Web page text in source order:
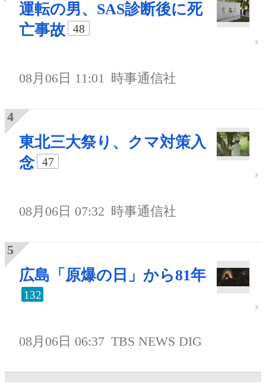
運転の男、SAS診断後に死
亡事故
48
08月06日 11:01 時事通信社
東北三大祭り、クマ対策入
念
47
08月06日 07:32 時事通信社
広島「原爆の日」から81年
132
08月06日 06:37 TBS NEWS DIG